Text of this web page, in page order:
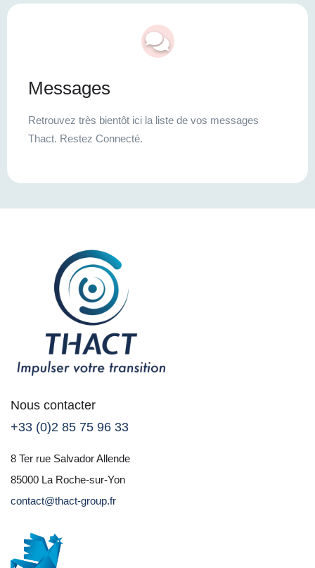
Messages
Retrouvez très bientôt ici la liste de vos messages
Thact. Restez Connecté.
Nous contacter
+33 (0)2 85 75 96 33
8 Ter rue Salvador Allende
85000 La Roche-sur-Yon
contact@thact-group.fr